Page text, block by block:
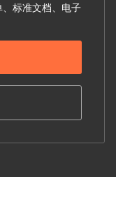
、标准文档、电子